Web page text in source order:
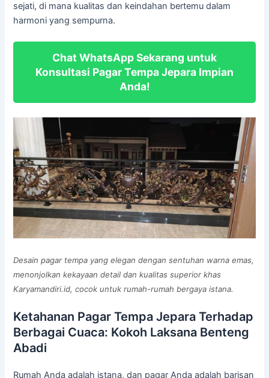
sejati, di mana kualitas dan keindahan bertemu dalam
harmoni yang sempurna.
Chat WhatsApp Sekarang untuk
Konsultasi Pagar Tempa Jepara Impian
Anda!
Desain pagar tempa yang elegan dengan sentuhan warna emas,
menonjolkan kekayaan detail dan kualitas superior khas
Karyamandiri.id, cocok untuk rumah-rumah bergaya istana.
Ketahanan Pagar Tempa Jepara Terhadap
Berbagai Cuaca: Kokoh Laksana Benteng
Abadi
Rumah Anda adalah istana, dan pagar Anda adalah barisan